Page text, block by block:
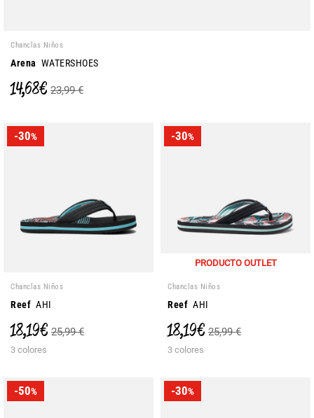
Chanclas Niños
Arena WATERSHOES
14,68 € 23,99 €
-30%
Chanclas Niños
Reef AHI
18,19 € 25,99 €
3 colores
-30%
PRODUCTO OUTLET
Chanclas Niños
Reef AHI
18,19 € 25,99 €
3 colores
-50% -30%